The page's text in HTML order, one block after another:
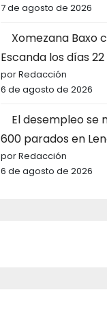
7 de agosto de 2026
Xomezana Baxo
Escanda los días
por Redacción
6 de agosto de 2026
El desempleo se
600 parados en
por Redacción
6 de agosto de 2026